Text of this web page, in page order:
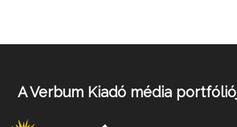
A Verbum Kiadó média